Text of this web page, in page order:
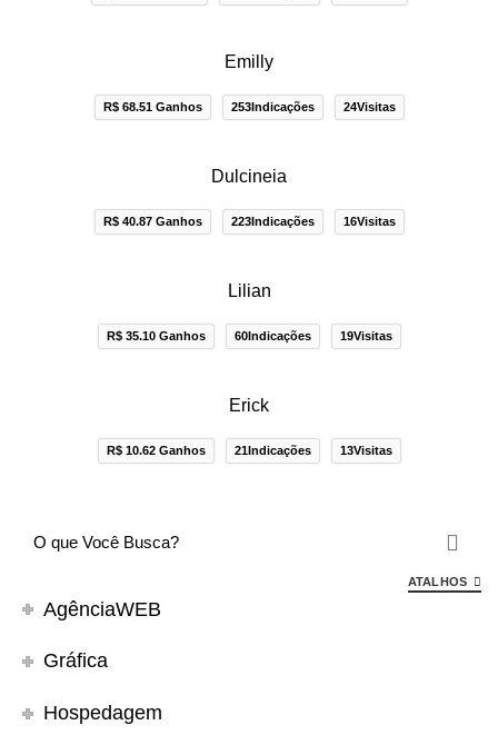
Emilly
R$ 68.51 Ganhos 253Indicações 24Visitas
Dulcineia
R$ 40.87 Ganhos 223Indicações 16Visitas
Lilian
R$ 35.10 Ganhos 60Indicações 19Visitas
Erick
R$ 10.62 Ganhos 21Indicações 13Visitas
ATALHOS
AgênciaWEB
Gráfica
Hospedagem